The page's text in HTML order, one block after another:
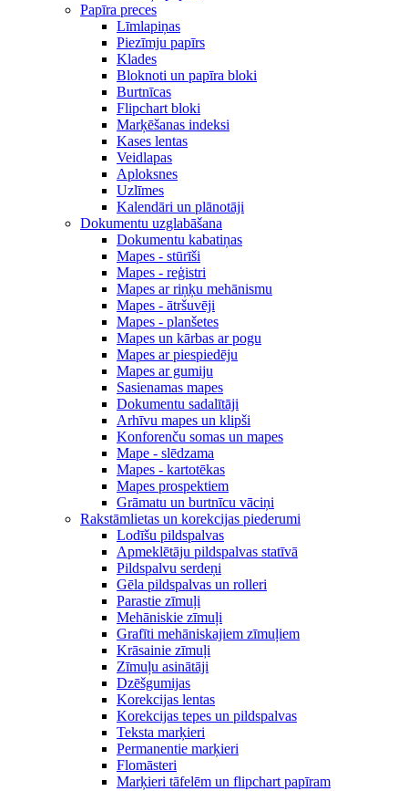
Papīra preces
Līmlapiņas
Piezīmju papīrs
Klades
Bloknoti un papīra bloki
Burtnīcas
Flipchart bloki
Marķēšanas indeksi
Kases lentas
Veidlapas
Aploksnes
Uzlīmes
Kalendāri un plānotāji
Dokumentu uzglabāšana
Dokumentu kabatiņas
Mapes - stūrīši
Mapes - reģistri
Mapes ar riņķu mehānismu
Mapes - ātršuvēji
Mapes - planšetes
Mapes un kārbas ar pogu
Mapes ar piespiedēju
Mapes ar gumiju
Sasienamas mapes
Dokumentu sadalītāji
Arhīvu mapes un klipši
Konforenču somas un mapes
Mape - slēdzama
Mapes - kartotēkas
Mapes prospektiem
Grāmatu un burtnīcu vāciņi
Rakstāmlietas un korekcijas piederumi
Lodīšu pildspalvas
Apmeklētāju pildspalvas statīvā
Pildspalvu serdeņi
Gēla pildspalvas un rolleri
Parastie zīmuļi
Mehāniskie zīmuļi
Grafīti mehāniskajiem zīmuļiem
Krāsainie zīmuļi
Zīmuļu asinātāji
Dzēšgumijas
Korekcijas lentas
Korekcijas tepes un pildspalvas
Teksta marķieri
Permanentie marķieri
Flomāsteri
Marķieri tāfelēm un flipchart papīram